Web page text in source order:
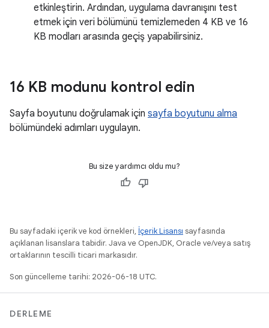
etkinleştirin. Ardından, uygulama davranışını test
etmek için veri bölümünü temizlemeden 4 KB ve 16
KB modları arasında geçiş yapabilirsiniz.
16 KB modunu kontrol edin
Sayfa boyutunu doğrulamak için sayfa boyutunu alma
bölümündeki adımları uygulayın.
Bu size yardımcı oldu mu?
Bu sayfadaki içerik ve kod örnekleri, İçerik Lisansı sayfasında
açıklanan lisanslara tabidir. Java ve OpenJDK, Oracle ve/veya satış
ortaklarının tescilli ticari markasıdır.
Son güncelleme tarihi: 2026-06-18 UTC.
DERLEME